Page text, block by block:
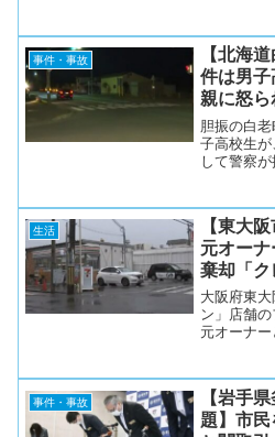
レビ系列
運転の被
のトラ...
事件・事故
【北海
件は男
親に怒ら
ヤバい
胆振の白
子高校生が
して警察が
た。15日
の男子高
っていた
生活
【東大
元オー
棄却「ク
目撃談
大阪府東
ン」店舗
元オーナ
ー側の控
を認める
よります
事件・事故
【岩手
題】市